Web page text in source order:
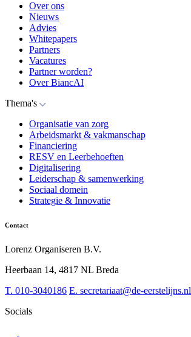
Over ons
Nieuws
Advies
Whitepapers
Partners
Vacatures
Partner worden?
Over BiancAI
Thema's
Organisatie van zorg
Arbeidsmarkt & vakmanschap
Financiering
RESV en Leerbehoeften
Digitalisering
Leiderschap & samenwerking
Sociaal domein
Strategie & Innovatie
Contact
Lorenz Organiseren B.V.
Heerbaan 14, 4817 NL Breda
T. 010-3040186 E. secretariaat@de-eerstelijns.nl
Socials